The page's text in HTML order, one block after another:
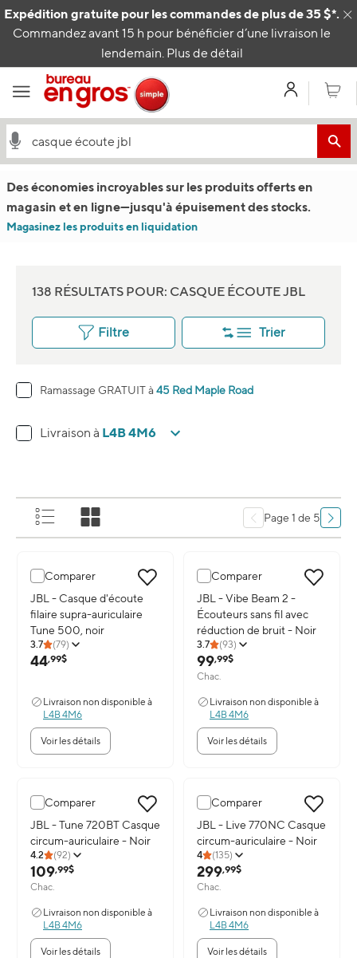
Expédition gratuite pour les commandes de plus de 35 $*.
Commandez avant 15 h pour bénéficier d’une livraison le
lendemain. Plus de détail
MonPanier
Passer au contenu
Des économies incroyables sur les produits offerts en
magasin et en ligne—jusqu'à épuisement des stocks.
Magasinez les produits en liquidation
138 RÉSULTATS POUR: CASQUE ÉCOUTE JBL
Filtre Trier
Ramassage GRATUIT à 45 Red Maple Road
Livraison à L4B 4M6
Page 1 de 5
Comparer
Image du produit: JBL - Casque d'écoute filaire supra-auriculaire
JBL - Casque d'écoute
filaire supra-auriculaire
Tune 500, noir
3.7 (79)
44,99$
Livraison non disponible à
L4B 4M6
Voir les détails
Comparer
Image du produit: JBL - Vibe
JBL - Vibe Beam 2 -
Écouteurs sans fil avec
réduction de bruit - Noir
3.7 (93)
99,99$
Chac.
Livraison non disponible à
L4B 4M6
Voir les détails
Comparer
Image du produit: JBL - Tune 720BT Casque circum-auriculaire -
JBL - Tune 720BT Casque
circum-auriculaire - Noir
4.2 (92)
109,99$
Chac.
Livraison non disponible à
L4B 4M6
Voir les détails
Comparer
Image du produit: JBL - Live
JBL - Live 770NC Casque
circum-auriculaire - Noir
4 (135)
299,99$
Chac.
Livraison non disponible à
L4B 4M6
Voir les détails